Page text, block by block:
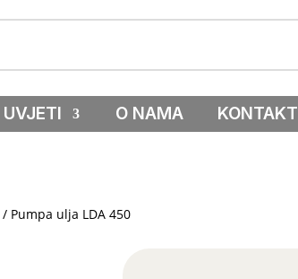
UVJETI O NAMA KONTAKT
/ Pumpa ulja LDA 450